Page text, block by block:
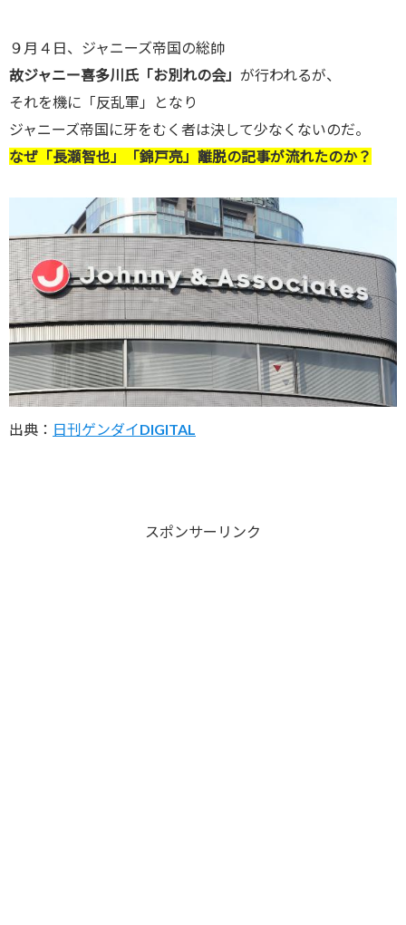
９月４日、ジャニーズ帝国の総帥
故ジャニー喜多川氏「お別れの会」 が行われるが、
それを機に「反乱軍」となり
ジャニーズ帝国に牙をむく者は決して少なくないのだ。
なぜ「長瀬智也」「錦戸亮」離脱の記事が流れたのか？
出典： 日刊ゲンダイDIGITAL
スポンサーリンク